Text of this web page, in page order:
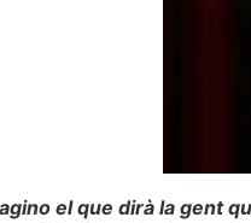
el que dirà la gent